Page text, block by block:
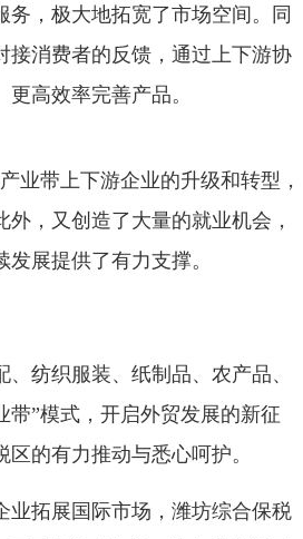
，极大地拓宽了市场空间。同
接消费者的反馈，通过上下游协
高效率完善产品。
带上下游企业的升级和转型，
，又创造了大量的就业机会，
展提供了有力支撑。
纺织服装、纸制品、农产品、
带”模式，开启外贸发展的新征
的有力推动与悉心呵护。
拓展国际市场，潍坊综合保税